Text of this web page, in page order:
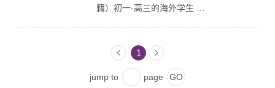
交换交流学习的机会，即组
验中国的学习和生活。游学
是会额外收取费用，属于自
愿参与。同时在疫情结束之
籍）初一-高三的海外学生 报
提供学生出生证明原件 3. 学
生及父母护照复印件3份 4.
推荐信 学费： 50000/学年
1
jump to page